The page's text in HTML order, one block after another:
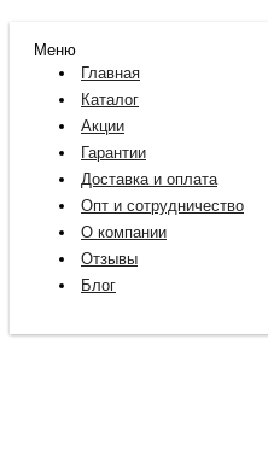
Меню
Главная
Каталог
Акции
Гарантии
Доставка и оплата
Опт и сотрудничество
О компании
Отзывы
Блог